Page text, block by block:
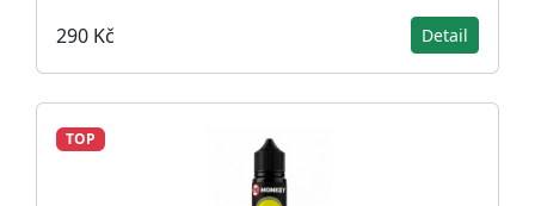
290 Kč Detail
TOP